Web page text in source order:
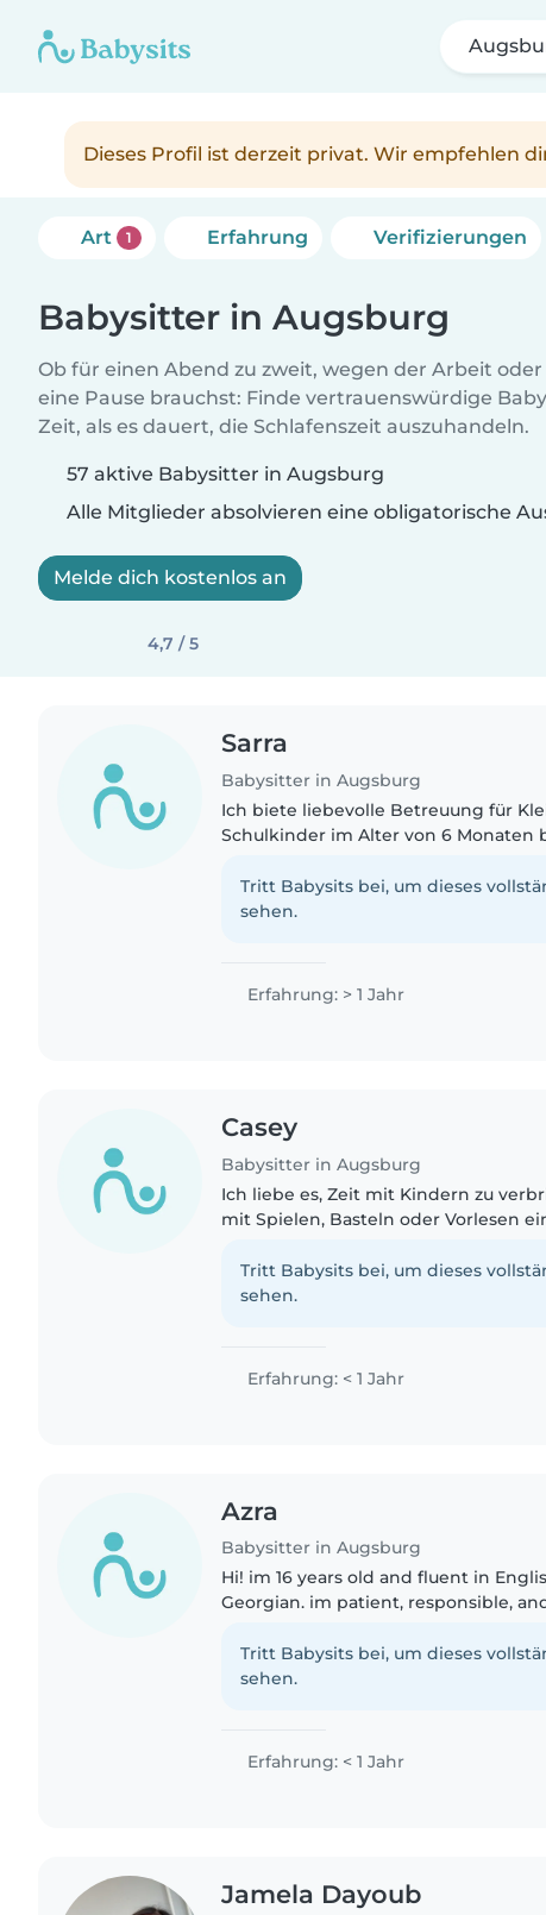
Dieses Profil ist derzeit privat. Wir empfehlen
Art 1 Erfahrung Verifizierungen
Babysitter in Augsburg
Ob für einen Abend zu zweit, wegen der Arbeit
eine Pause brauchst: Finde vertrauenswürdige
Zeit, als es dauert, die Schlafenszeit auszuhandeln.
57 aktive Babysitter in Augsburg
Alle Mitglieder absolvieren eine obligatorische
Melde dich kostenlos an
4,7 / 5
Sarra
Babysitter in Augsburg
Ich biete liebevolle Betreuung für
Schulkinder im Alter von 6 Monaten
Deutsch auch fließend..
Tritt Babysits bei, um dieses
sehen.
Erfahrung: > 1 Jahr
Casey
Babysitter in Augsburg
Ich liebe es, Zeit mit Kindern zu
mit Spielen, Basteln oder Vorlesen
gerne bei Hausaufgaben..
Tritt Babysits bei, um dieses
sehen.
Erfahrung: < 1 Jahr
Azra
Babysitter in Augsburg
Hi! im 16 years old and fluent in
Georgian. im patient, responsible,
younger siblings...
Tritt Babysits bei, um dieses
sehen.
Erfahrung: < 1 Jahr
Jamela Dayoub